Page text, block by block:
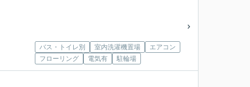
バス・トイレ別 室内洗濯機置場
エアコン
フローリング
電気有 駐輪場